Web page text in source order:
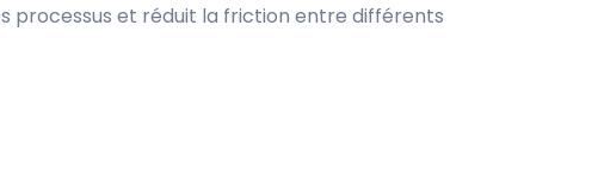
processus et réduit la friction entre différents